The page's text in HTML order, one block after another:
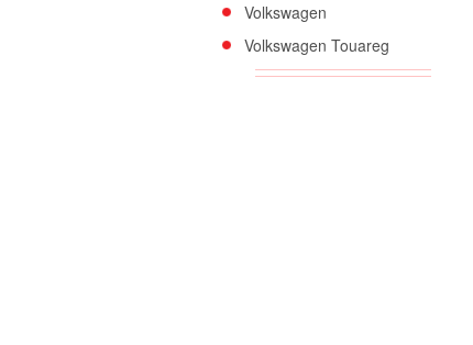
Volkswagen
Volkswagen Touareg